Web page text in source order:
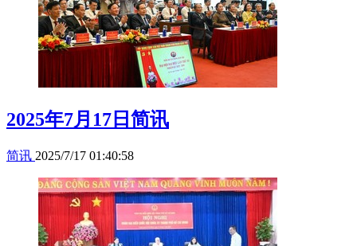
2025年7月17日简讯
简讯 2025/7/17 01:40:58